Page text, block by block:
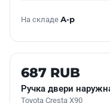
На складе А-р
Б/У В НАЛИЧИИ
687 RUB
Ручка двери
Toyota Cresta X90